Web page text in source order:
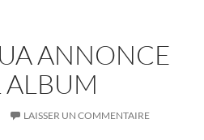
ANNONCE
LAISSER UN COMMENTAIRE